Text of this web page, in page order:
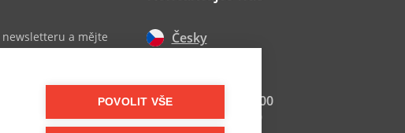
a mějte
Česky
+420 607 800 100
Po-Pá 9:00–17:00
POVOLIT VŠE